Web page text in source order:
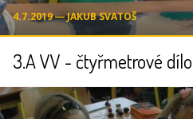
4.7.2019 ― JAKUB SVATOŠ
3.A VV - čtyřmetrové dílo